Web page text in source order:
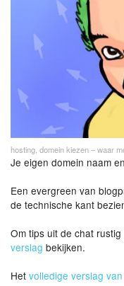
hosting, domein kiezen – waar
Je eigen domein naam
Een evergreen van
de technische kant
Om tips uit de chat
verslag bekijken.
Het volledige verslag